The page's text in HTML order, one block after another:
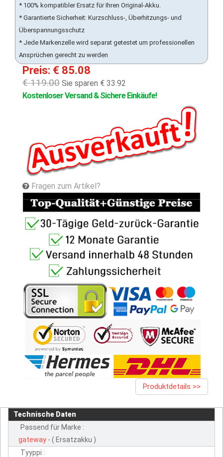
* 100% kompatibler Ersatz für Ihren Original-Akku.
* Garantierte Sicherheit: Kurzschluss-, Überhitzungs- und
Überspannungsschutz
* Jede Markenzelle wird separat getestet um professionellen
Ansprüchen gerecht zu werden
Preis: € 85.08
€ 119.00 Sie sparen € 33.92
Kostenloser Versand & Sichere Einkäufe!
Fragen zum Artikel?
Produktdetails >>
Technische Daten
Passend für Marke :
gateway - ( Ersatzakku )
Tyyppi :